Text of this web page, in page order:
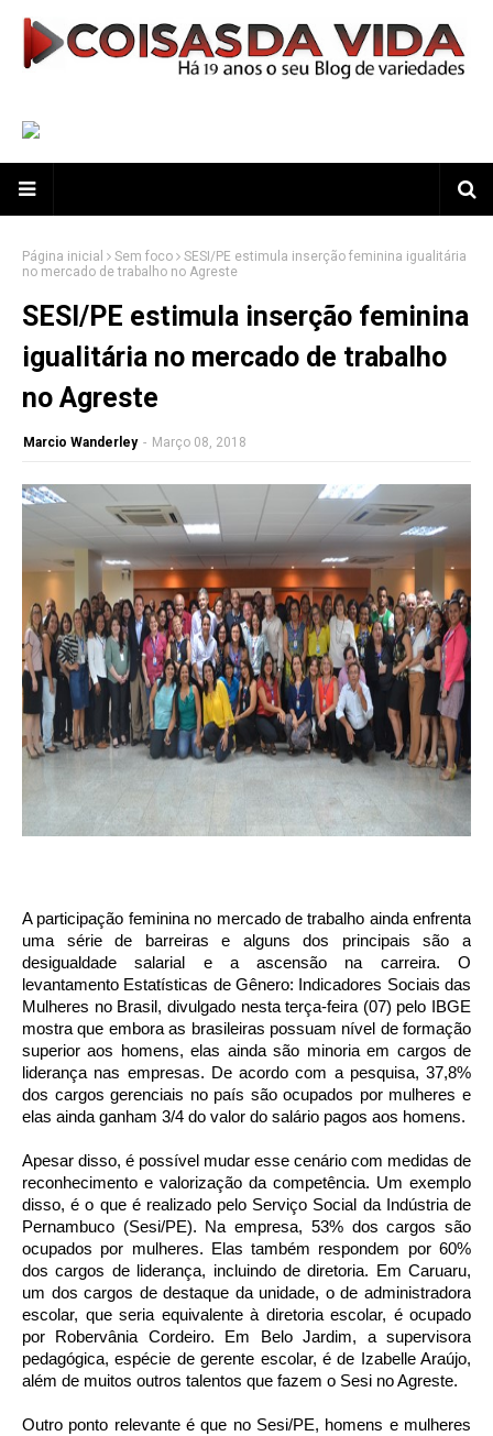
Página inicial Sem foco
SESI/PE estimula inserção feminina igualitária
no mercado de trabalho no Agreste
SESI/PE estimula inserção feminina
igualitária no mercado de trabalho
no Agreste
Marcio Wanderley - Março 08, 2018
A participação feminina no mercado de trabalho ainda enfrenta
uma série de barreiras e alguns dos principais são a
desigualdade salarial e a ascensão na carreira. O
levantamento Estatísticas de Gênero: Indicadores Sociais das
Mulheres no Brasil, divulgado nesta terça-feira (07) pelo IBGE
mostra que embora as brasileiras possuam nível de formação
superior aos homens, elas ainda são minoria em cargos de
liderança nas empresas. De acordo com a pesquisa, 37,8%
dos cargos gerenciais no país são ocupados por mulheres e
elas ainda ganham 3/4 do valor do salário pagos aos homens.
Apesar disso, é possível mudar esse cenário com medidas de
reconhecimento e valorização da competência. Um exemplo
disso, é o que é realizado pelo Serviço Social da Indústria de
Pernambuco (Sesi/PE). Na empresa, 53% dos cargos são
ocupados por mulheres. Elas também respondem por 60%
dos cargos de liderança, incluindo de diretoria. Em Caruaru,
um dos cargos de destaque da unidade, o de administradora
escolar, que seria equivalente à diretoria escolar, é ocupado
por Robervânia Cordeiro. Em Belo Jardim, a supervisora
pedagógica, espécie de gerente escolar, é de Izabelle Araújo,
além de muitos outros talentos que fazem o Sesi no Agreste.
Outro ponto relevante é que no Sesi/PE, homens e mulheres